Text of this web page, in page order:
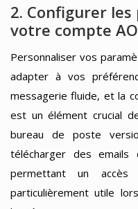
2. Configurer
votre compte
Personnaliser vos
adapter à vos
messagerie fluide, et la
est un élément crucial
bureau de poste
télécharger des emails
permettant un accès
particulièrement utile